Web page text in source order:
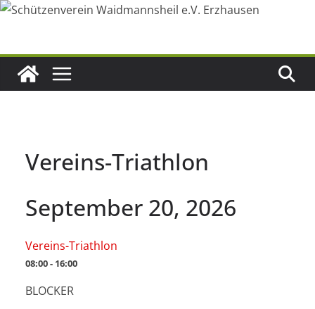
Zum
Vereins-Triathlon
September 20, 2026
Vereins-Triathlon
08:00 - 16:00
BLOCKER